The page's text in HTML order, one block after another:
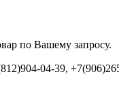
по Вашему запросу.
04-39,